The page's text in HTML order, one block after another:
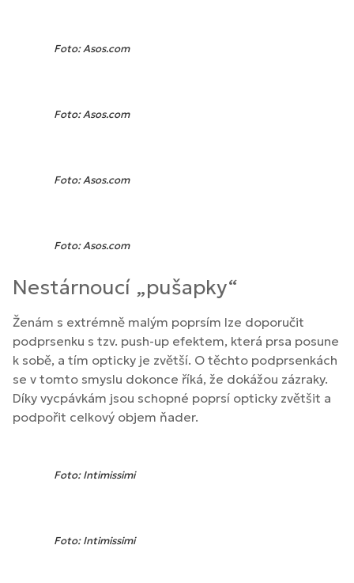
Foto: Asos.com
Foto: Asos.com
Foto: Asos.com
Foto: Asos.com
Nestárnoucí „pušapky“
Ženám s extrémně malým poprsím lze doporučit
podprsenku s tzv. push-up efektem, která prsa posune
k sobě, a tím opticky je zvětší. O těchto podprsenkách
se v tomto smyslu dokonce říká, že dokážou zázraky.
Díky vycpávkám jsou schopné poprsí opticky zvětšit a
podpořit celkový objem ňader.
Foto: Intimissimi
Foto: Intimissimi